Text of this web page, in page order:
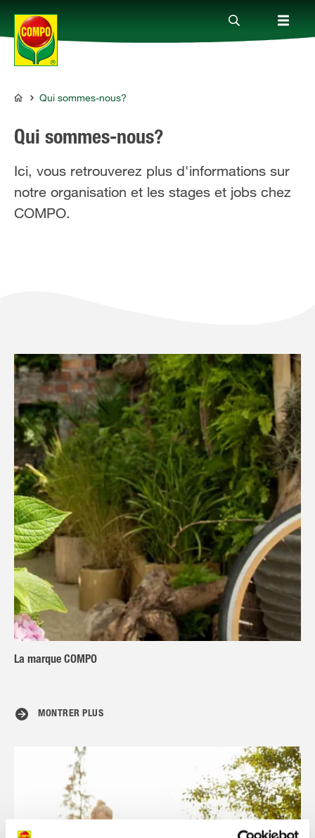
Produits
Conseil
Thèmes
COMPO
Qui sommes-nous?
Qui sommes-nous?
Ici, vous retrouverez plus d'informations sur
notre organisation et les stages et jobs chez
COMPO.
La marque COMPO
MONTRER PLUS